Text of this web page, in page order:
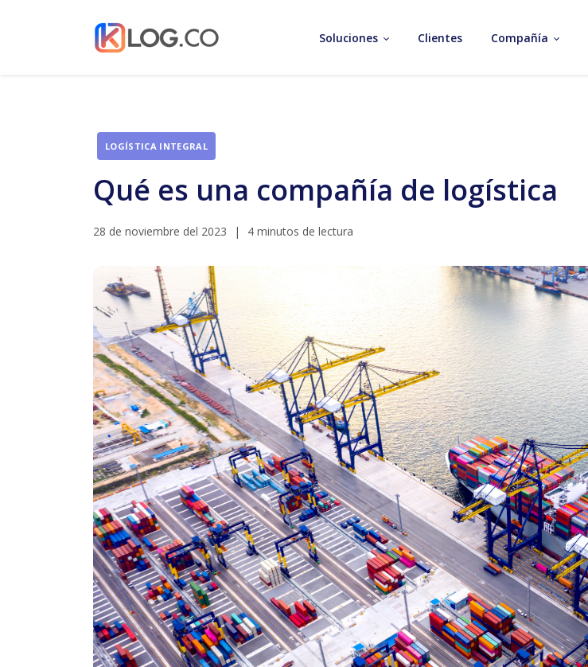
Soluciones Clientes Compañía
LOGÍSTICA INTEGRAL
Qué es una compañía de logística
28 de noviembre del 2023 | 4 minutos de lectura